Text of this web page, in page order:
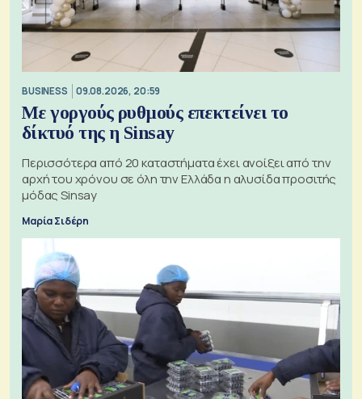
BUSINESS 09.08.2026, 20:59
Με γοργούς ρυθμούς επεκτείνει το
δίκτυό της η Sinsay
Περισσότερα από 20 καταστήματα έχει ανοίξει από την
αρχή του χρόνου σε όλη την Ελλάδα η αλυσίδα προσιτής
μόδας Sinsay
Μαρία Σιδέρη